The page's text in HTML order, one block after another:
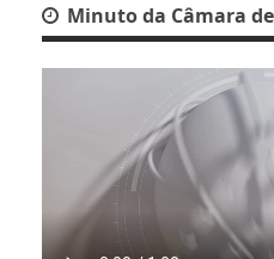
Minuto da Câmara